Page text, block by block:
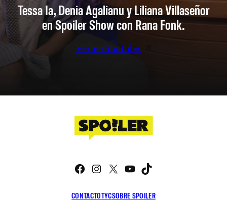
Tessa Ia, Denia Agalianu y Liliana Villaseñor
en Spoiler Show con Rana Fonk.
Ver en Youtube
CONTACTOTYCSOBRE SPOILER
Facebook
Instagram
X YouTube